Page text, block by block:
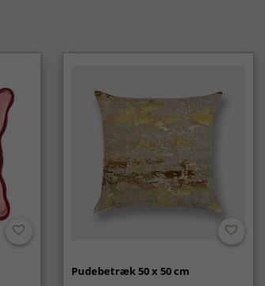
Pudebetræk 50 x 50 cm